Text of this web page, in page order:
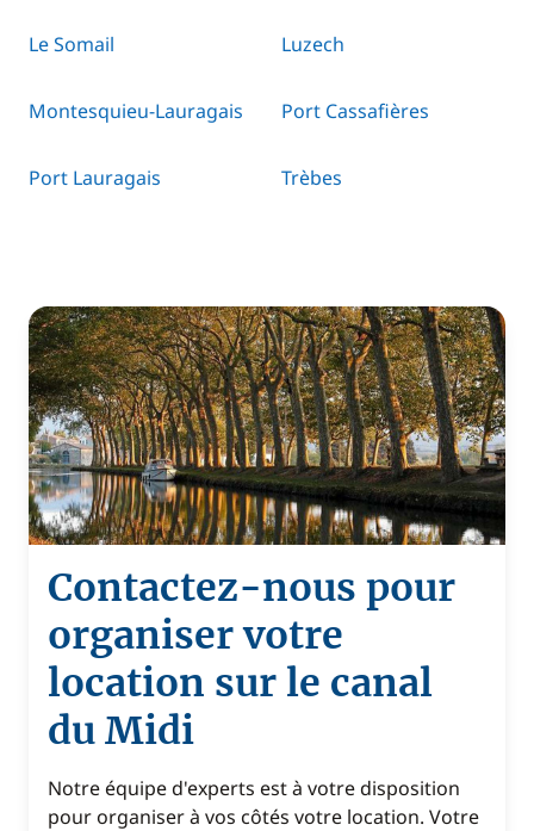
Le Somail Luzech
Montesquieu-Lauragais Port Cassafières
Port Lauragais Trèbes
Contactez-nous pour
organiser votre
location sur le canal
du Midi
Notre équipe d'experts est à votre disposition
pour organiser à vos côtés votre location. Votre